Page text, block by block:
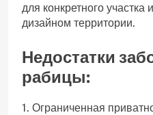
для конкретного
дизайном территории.
Недостатки
рабицы:
1. Ограниченная